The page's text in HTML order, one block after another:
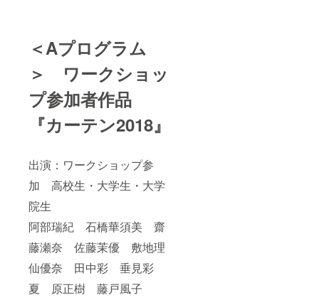
＜Aプログラム
＞ ワークショッ
プ参加者作品
『カーテン2018』
出演：ワークショップ参
加 高校生・大学生・大学
院生
阿部瑞紀 石橋華須美 齋
藤瀬奈 佐藤茉優 敷地理
仙優奈 田中彩 垂見彩
夏 原正樹 藤戸風子